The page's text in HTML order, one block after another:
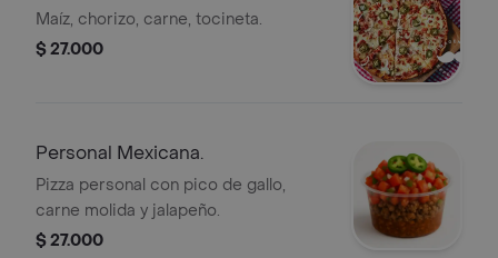
Maíz, chorizo, carne, tocineta.
$ 27.000
Personal Mexicana.
Pizza personal con pico de gallo,
carne molida y jalapeño.
$ 27.000